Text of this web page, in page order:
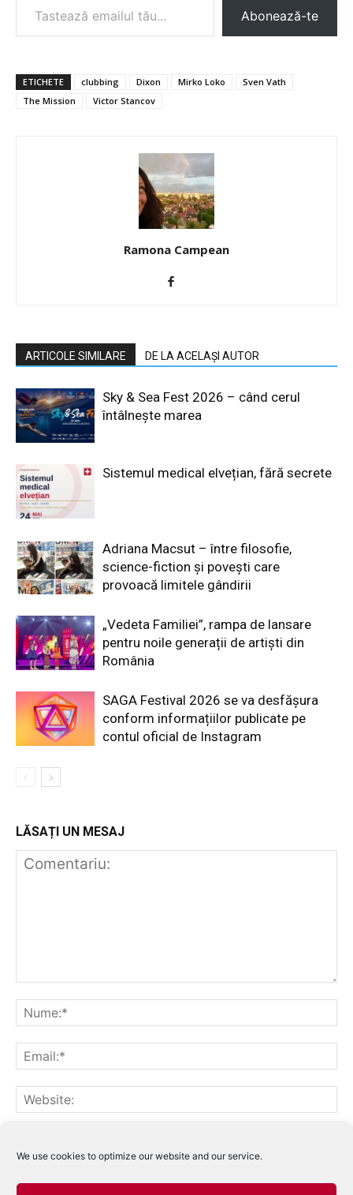
We use cookies to optimize our website and our service.
Abonează-te
ETICHETE clubbing Dixon Mirko Loko
Sven Vath
The Mission
Victor Stancov
Ramona Campean
ARTICOLE SIMILARE DE LA ACELAȘI AUTOR
Sky & Sea Fest 2026 – când cerul
întâlnește marea
Sistemul medical elvețian, fără secrete
Adriana Macsut – între filosofie,
science-fiction și povești care
provoacă limitele gândirii
„Vedeta Familiei”, rampa de lansare
pentru noile generații de artiști din
România
SAGA Festival 2026 se va desfășura
conform informațiilor publicate pe
contul oficial de Instagram
LĂSAȚI UN MESAJ
Notifică-mă prin email când sunt publicate articole noi.